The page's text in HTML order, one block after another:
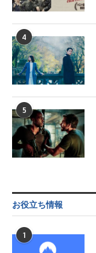
4
5
お役立ち情報
1